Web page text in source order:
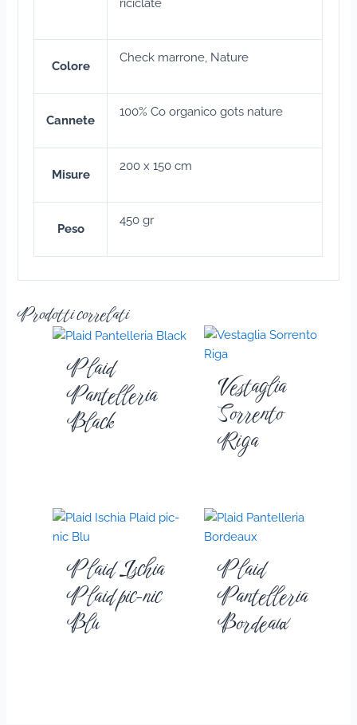
Colore
Check marrone, Nature
Cannete
100% Co organico gots nature
Misure
200 x 150 cm
Peso
450 gr
Prodotti correlati
Plaid
Pantelleria
Black
Vestaglia
Sorrento
Riga
Plaid Ischia
Plaid pic-nic
Blu
Plaid
Pantelleria
Bordeaux